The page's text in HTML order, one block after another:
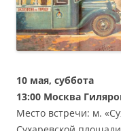
10 мая, суббота
13:00 Москва
Место встречи: м.